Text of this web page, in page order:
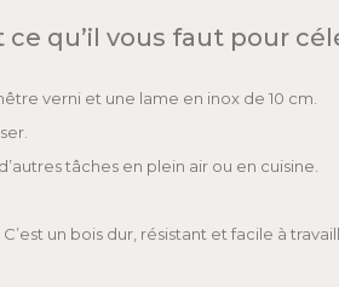
qu’il vous faut pour
verni et une lame en inox de 10 cm.
tâches en plein air ou en cuisine.
un bois dur, résistant et facile à